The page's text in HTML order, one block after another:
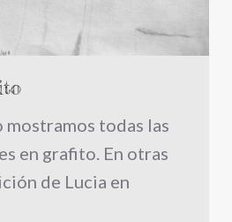
mostramos todas las
en grafito. En otras
de Lucia en